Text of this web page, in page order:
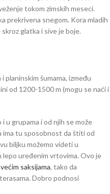
tokom zimskih meseci.
prekrivena snegom. Kora mladih
glatka i sive je boje.
planinskim šumama, između
od 1200-1500 m (mogu se naći i
u grupama i od njih se može
ima tu sposobnost da štiti od
biljku možemo videti u
lepo uređenim vrtovima. Ovo je
većim saksijama, tako da
Dobro podnosi